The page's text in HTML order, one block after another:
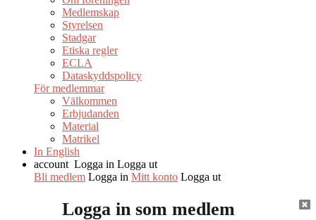
Medlemskap
Styrelsen
Stadgar
Etiska regler
ECLA
Dataskyddspolicy
För medlemmar
Välkommen
Erbjudanden
Material
Matrikel
In English
account Logga in Logga ut
Bli medlem Logga in Mitt konto Logga ut
Logga in som medlem